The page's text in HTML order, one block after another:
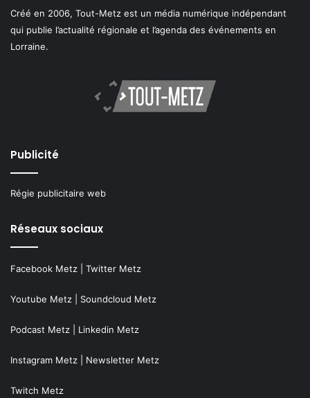
Créé en 2006, Tout-Metz est un média numérique indépendant
qui publie l’actualité régionale et l’agenda des événements en
Lorraine.
Publicité
Régie publicitaire web
Réseaux sociaux
Facebook Metz Twitter Metz
Youtube Metz Soundcloud Metz
Podcast Metz Linkedin Metz
Instagram Metz Newsletter Metz
Twitch Metz